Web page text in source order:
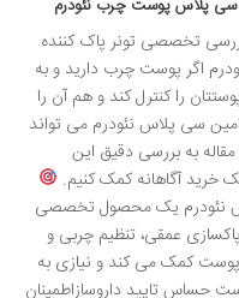
سی پلاس پوست چرب نئودرم
تخصصی تونر پاک کننده
اگر پوست چرب دارید و به
را کنترل کند و هم آن را
سی پلاس نئودرم می تواند
به بررسی دقیق این
خرید آگاهانه کمک کنیم.
نئودرم یک محصول تخصصی
عمقی، تنظیم چربی و
پوست کمک می کند و نیازی به
حساس تایید داروسازاطمینان